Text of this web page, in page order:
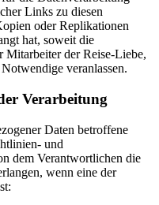
Links zu diesen
oder Replikationen
hat, soweit die
der Reise-Liebe,
veranlassen.
Verarbeitung
Daten betroffene
und
dem Verantwortlichen die
wenn eine der